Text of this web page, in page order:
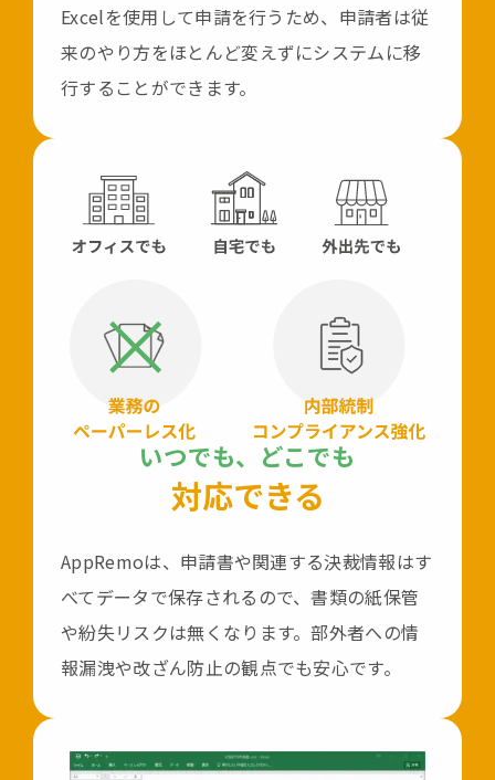
Excelを使用して申請を行うため、申請者は従
来のやり方をほとんど変えずにシステムに移
行することができます。
いつでも、どこでも
対応できる
AppRemoは、申請書や関連する決裁情報はす
べてデータで保存されるので、書類の紙保管
や紛失リスクは無くなります。部外者への情
報漏洩や改ざん防止の観点でも安心です。